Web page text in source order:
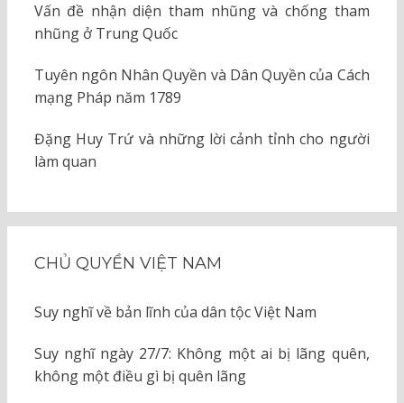
Vấn đề nhận diện tham nhũng và chống tham
nhũng ở Trung Quốc
Tuyên ngôn Nhân Quyền và Dân Quyền của Cách
mạng Pháp năm 1789
Đặng Huy Trứ và những lời cảnh tỉnh cho người
làm quan
CHỦ QUYỀN VIỆT NAM
Suy nghĩ về bản lĩnh của dân tộc Việt Nam
Suy nghĩ ngày 27/7: Không một ai bị lãng quên,
không một điều gì bị quên lãng